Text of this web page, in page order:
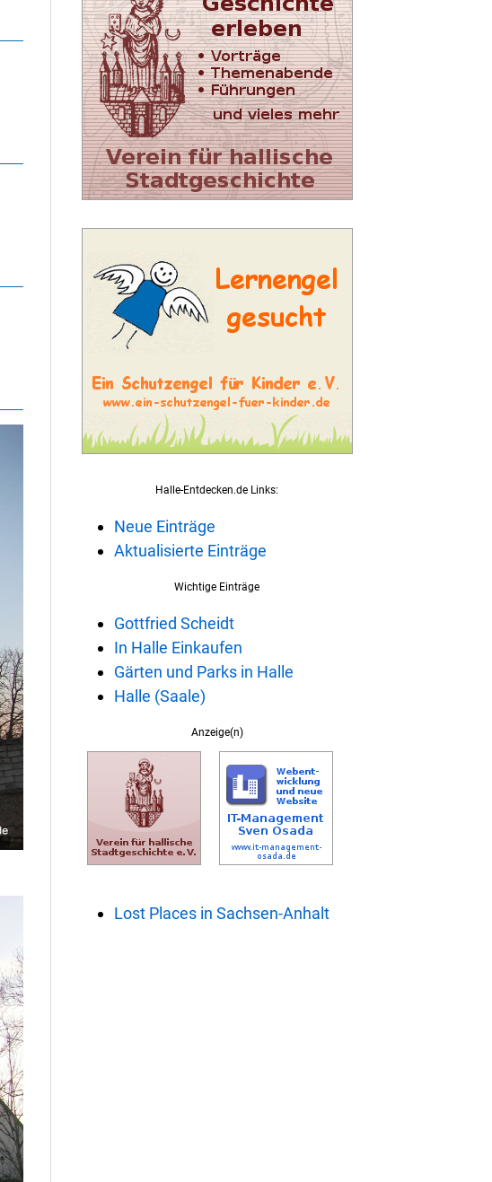
Halle-Entdecken.de Links:
Neue Einträge
Aktualisierte Einträge
Wichtige Einträge
Gottfried Scheidt
In Halle Einkaufen
Gärten und Parks in Halle
Halle (Saale)
Anzeige(n)
Lost Places in Sachsen-Anhalt